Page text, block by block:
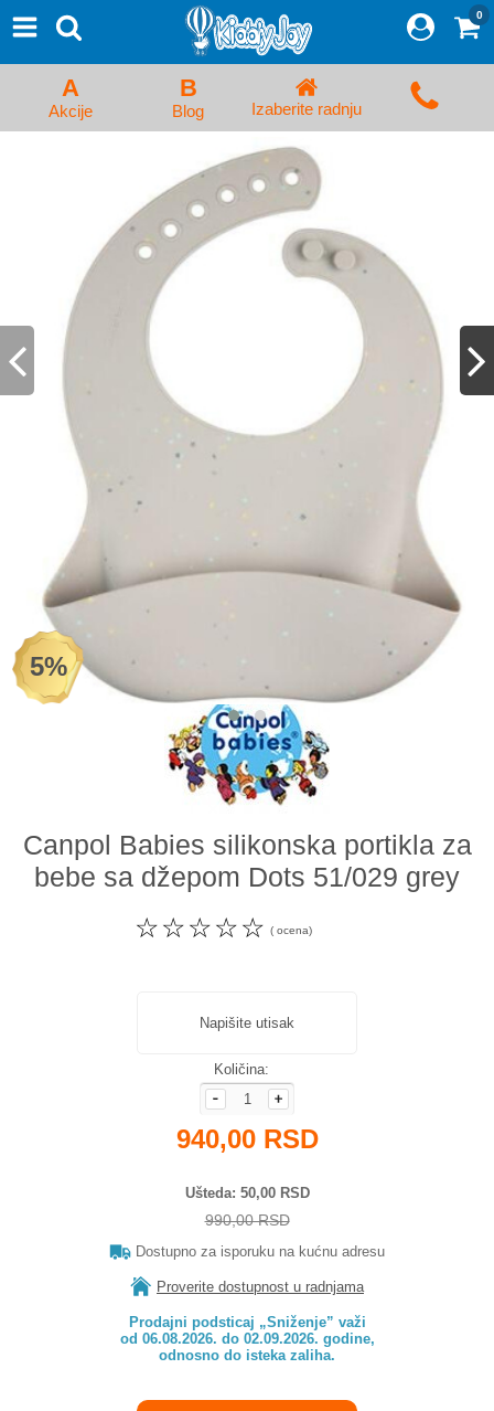
Proizvodi
Početna Prijava/Registracija
Kolica za bebe i dečija kolica
Auto sedišta za decu i bebe
Kreveci, ljuljaške i ležaljke
Kadice, noše i adapteri
Hranilice, flašice i cucle
Monitori, Ogradice i tricikli
Posteljine, vrećice i baldahini
Odeća i obuća
Igračke za bebe i decu
AKCIJA
Prodavnica
0
A
Akcije
B
Blog Izaberite radnju
5%
Canpol Babies silikonska portikla za
bebe sa džepom Dots 51/029 grey
☆
☆
☆
☆
☆ ( ocena)
Napišite utisak
Količina:
940,00 RSD
Ušteda 50,00 RSD
990,00 RSD
Dostupno za isporuku na kućnu adresu
Proverite dostupnost u radnjama
Prodajni podsticaj „Sniženje” važi
od 06.08.2026. do 02.09.2026. godine,
odnosno do isteka zaliha.